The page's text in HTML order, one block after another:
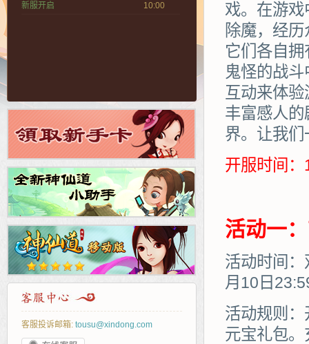
新服开启 10:00
客服投诉邮箱: tousu@xindong.com
戏。在游
除魔，经
它们各自
鬼怪的战
互动来体
丰富感人
界。让我们
开服时间
活动一
活动时间
月10日
活动规则
元宝礼包